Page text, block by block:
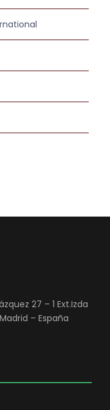
27 – 1 Ext.Izda
– España